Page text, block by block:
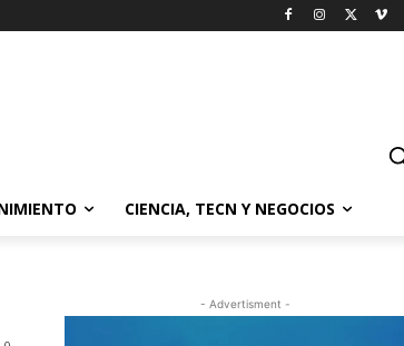
CIENCIA, TECN Y NEGOCIOS
- Advertisment -